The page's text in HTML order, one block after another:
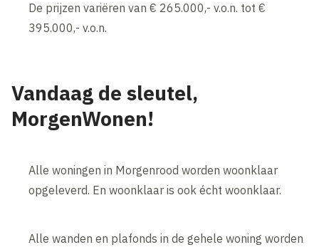
De prijzen variëren van € 265.000,- v.o.n. tot €
395.000,- v.o.n.
Vandaag de sleutel,
MorgenWonen!
Alle woningen in Morgenrood worden woonklaar
opgeleverd. En woonklaar is ook écht woonklaar.
Alle wanden en plafonds in de gehele woning worden